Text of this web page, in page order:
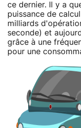
ce dernier. Il y a
puissance de
milliards
seconde) et
grâce à une
pour une